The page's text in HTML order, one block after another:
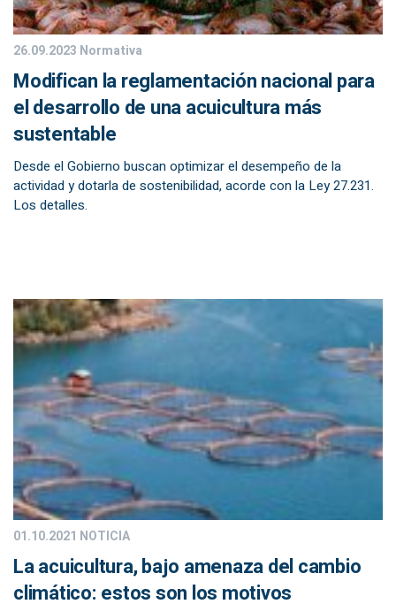
26.09.2023 Normativa
Modifican la reglamentación nacional para
el desarrollo de una acuicultura más
sustentable
Desde el Gobierno buscan optimizar el desempeño de la
actividad y dotarla de sostenibilidad, acorde con la Ley 27.231.
Los detalles.
01.10.2021 NOTICIA
La acuicultura, bajo amenaza del cambio
climático: estos son los motivos